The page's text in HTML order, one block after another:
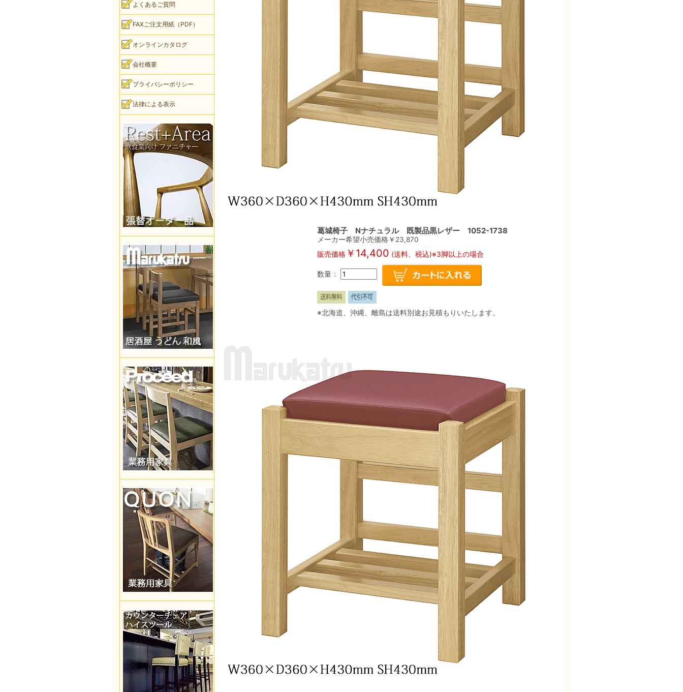
葛城椅子 Nナチュラル 既製品黒レザー 1052-1738
メーカー希望小売価格￥ 23,870
販売価格￥ 14,400 (送料、税込)※3脚以上の場合
数量：
※北海道、沖縄、離島は送料別途お見積もりいたします。
よくあるご質問
FAXご注文用紙（PDF）
オンラインカタログ
会社概要
プライバシーポリシー
法律による表示